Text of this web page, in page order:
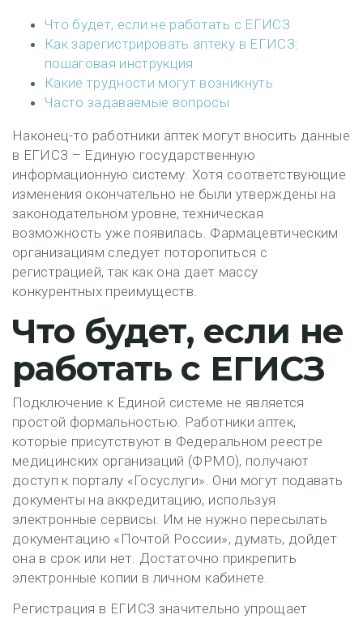
Что будет, если не работать с ЕГИСЗ
Как зарегистрировать аптеку в ЕГИСЗ:
пошаговая инструкция
Какие трудности могут возникнуть
Часто задаваемые вопросы
Наконец-то работники аптек могут вносить данные
в ЕГИСЗ – Единую государственную
информационную систему. Хотя соответствующие
изменения окончательно не были утверждены на
законодательном уровне, техническая
возможность уже появилась. Фармацевтическим
организациям следует поторопиться с
регистрацией, так как она дает массу
конкурентных преимуществ.
Что будет, если не
работать с ЕГИСЗ
Подключение к Единой системе не является
простой формальностью. Работники аптек,
которые присутствуют в Федеральном реестре
медицинских организаций (ФРМО), получают
доступ к порталу «Госуслуги». Они могут подавать
документы на аккредитацию, используя
электронные сервисы. Им не нужно пересылать
документацию «Почтой России», думать, дойдет
она в срок или нет. Достаточно прикрепить
электронные копии в личном кабинете.
Регистрация в ЕГИСЗ значительно упрощает